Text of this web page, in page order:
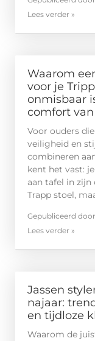
Lees verder »
Waarom
voor je
onmisbaar
comfort
Voor ouders
veiligheid en
combineren
kent het vast:
aan tafel in zijn
Trapp stoel,
Gepubliceerd door
Lees verder »
Jassen
najaar:
en tijdloze
Waarom de